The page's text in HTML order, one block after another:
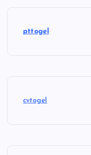
pttogel
cvtogel